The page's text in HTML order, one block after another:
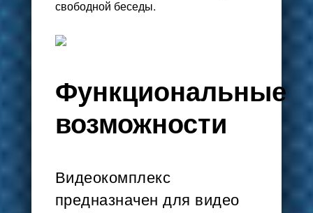
свободной беседы.
Функциональные
возможности
Видеокомплекс
предназначен для видео